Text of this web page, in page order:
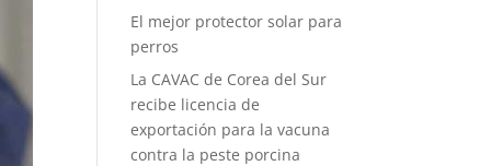
El mejor protector solar para
perros
La CAVAC de Corea del Sur
recibe licencia de
exportación para la vacuna
contra la peste porcina